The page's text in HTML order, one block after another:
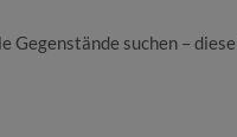
suchen –